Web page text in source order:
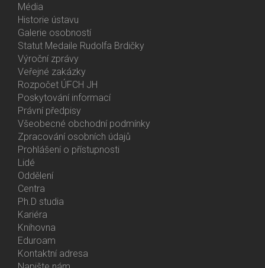
Média
Historie ústavu
Galerie osobností
Statut Medaile Rudolfa Brdičky
Bottom
Menu
About
Us
Výroční zprávy
Veřejné zakázky
Rozpočet ÚFCH JH
Poskytování informací
Právní předpisy
Všeobecné obchodní podmínky
Zpracování osobních údajů
Prohlášení o přístupnosti
Bottom
Menu
Contacts
Lidé
Oddělení
Centra
Ph.D studia
Kariéra
Knihovna
Eduroam
Kontaktní adresa